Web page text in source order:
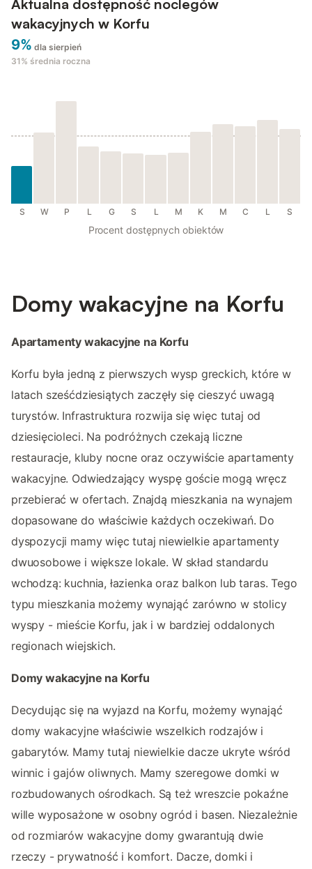
Aktualna dostępność noclegów
wakacyjnych w Korfu
9% dla sierpień
31% średnia roczna
S W P L G S L M K M C L S
Procent dostępnych obiektów
Domy wakacyjne na Korfu
Apartamenty wakacyjne na Korfu
Korfu była jedną z pierwszych wysp greckich, które w
latach sześćdziesiątych zaczęły się cieszyć uwagą
turystów. Infrastruktura rozwija się więc tutaj od
dziesięcioleci. Na podróżnych czekają liczne
restauracje, kluby nocne oraz oczywiście apartamenty
wakacyjne. Odwiedzający wyspę goście mogą wręcz
przebierać w ofertach. Znajdą mieszkania na wynajem
dopasowane do właściwie każdych oczekiwań. Do
dyspozycji mamy więc tutaj niewielkie apartamenty
dwuosobowe i większe lokale. W skład standardu
wchodzą: kuchnia, łazienka oraz balkon lub taras. Tego
typu mieszkania możemy wynająć zarówno w stolicy
wyspy - mieście Korfu, jak i w bardziej oddalonych
regionach wiejskich.
Domy wakacyjne na Korfu
Decydując się na wyjazd na Korfu, możemy wynająć
domy wakacyjne właściwie wszelkich rodzajów i
gabarytów. Mamy tutaj niewielkie dacze ukryte wśród
winnic i gajów oliwnych. Mamy szeregowe domki w
rozbudowanych ośrodkach. Są też wreszcie pokaźne
wille wyposażone w osobny ogród i basen. Niezależnie
od rozmiarów wakacyjne domy gwarantują dwie
rzeczy - prywatność i komfort. Dacze, domki i